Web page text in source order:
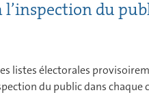
l’inspection du
listes électorales
du public dans chaque